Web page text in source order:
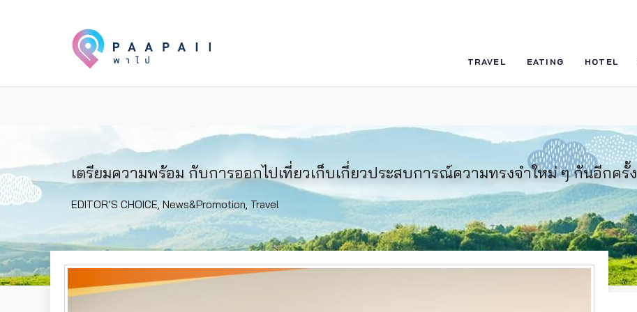
TRAVEL EATING HOTEL
เตรียมความพร้อม กับการออกไปเที่ยวเก็บเกี่ยวประสบการณ์ความทรงจำใหม่ ๆ กันอีกครั้ง
EDITOR’S CHOICE,News&Promotion,Travel